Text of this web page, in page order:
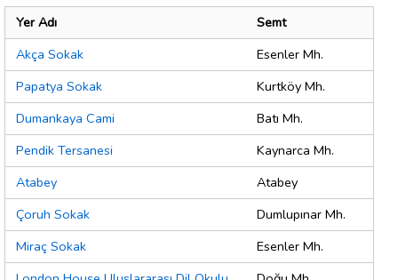
Yer Adı
Semt
Akça Sokak
Esenler Mh.
Papatya Sokak
Kurtköy Mh.
Dumankaya Cami
Batı Mh.
Pendik Tersanesi
Kaynarca Mh.
Atabey
Atabey
Çoruh Sokak
Dumlupınar Mh.
Miraç Sokak
Esenler Mh.